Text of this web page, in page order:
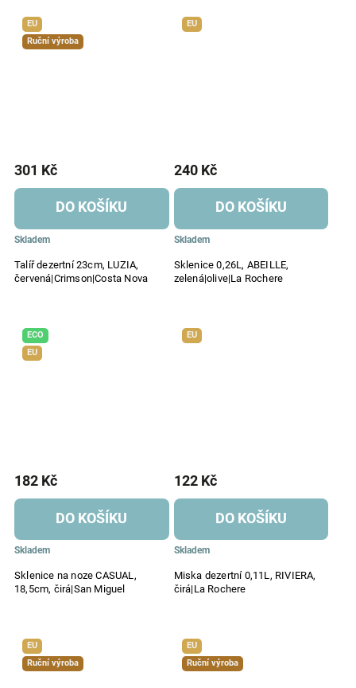
EU
Ruční výroba
Talíř dezertní 23cm, LUZIA,
červená|Crimson|Costa Nova
Skladem
301 Kč
DO KOŠÍKU
EU
Sklenice 0,26L, ABEILLE,
zelená|olive|La Rochere
Skladem
240 Kč
DO KOŠÍKU
ECO
EU
Sklenice na noze CASUAL,
18,5cm, čirá|San Miguel
Skladem
182 Kč
DO KOŠÍKU
EU
Miska dezertní 0,11L, RIVIERA,
čirá|La Rochere
Skladem
122 Kč
DO KOŠÍKU
EU
Ruční výroba
EU
Ruční výroba